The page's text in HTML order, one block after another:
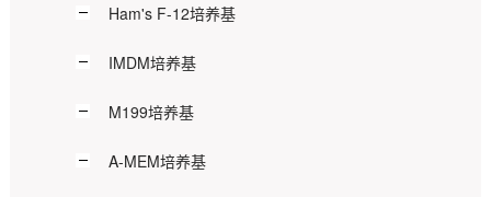
Ham's F-12培养基
IMDM培养基
M199培养基
A-MEM培养基